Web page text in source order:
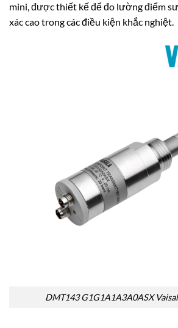
mini, được thiết kế để đo lường điểm
xác cao trong các điều kiện khắc nghiệt.
DMT143 G1G1A1A3A0ASX